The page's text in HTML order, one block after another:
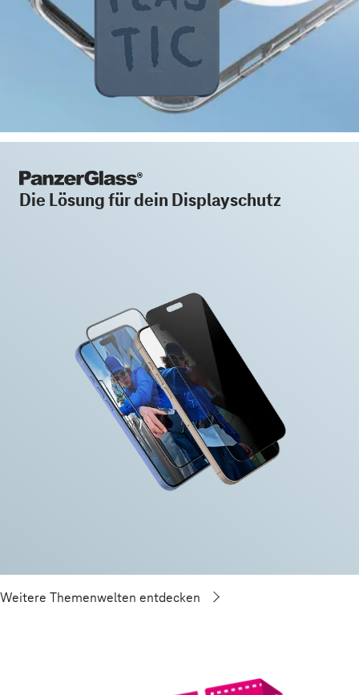
Die Lösung für dein Displayschutz
Weitere Themenwelten entdecken